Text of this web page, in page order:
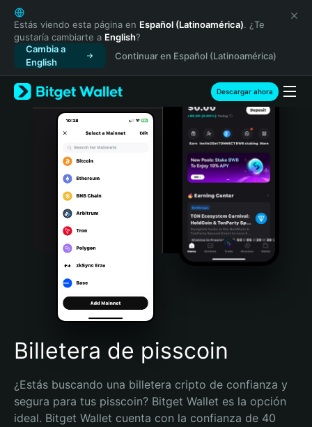
English
日本語
Tiếng Việt
Русский
Español (Latinoamérica)
Türkçe
Italiano
Português (Portugal)
Bahasa Indonesia
Português (Brasil)
Español (Argentina)
Estás viendo esta página en Español (Latinoamérica). ¿Te
gustaría cambiarte a English?
Cambia a
English
Continuar en Español (Latinoamérica)
Descargar ahora
Billetera de pisscoin
¿Estás buscando una billetera cripto de confianza y
segura para tus pisscoin? Bitget Wallet es la opción
ideal. Bitget Wallet cuenta con la confianza de 40